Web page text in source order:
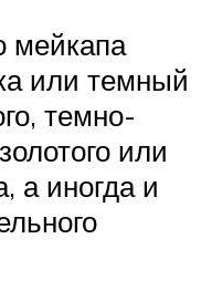
мейкапа
или темный
темно-
или
а иногда и